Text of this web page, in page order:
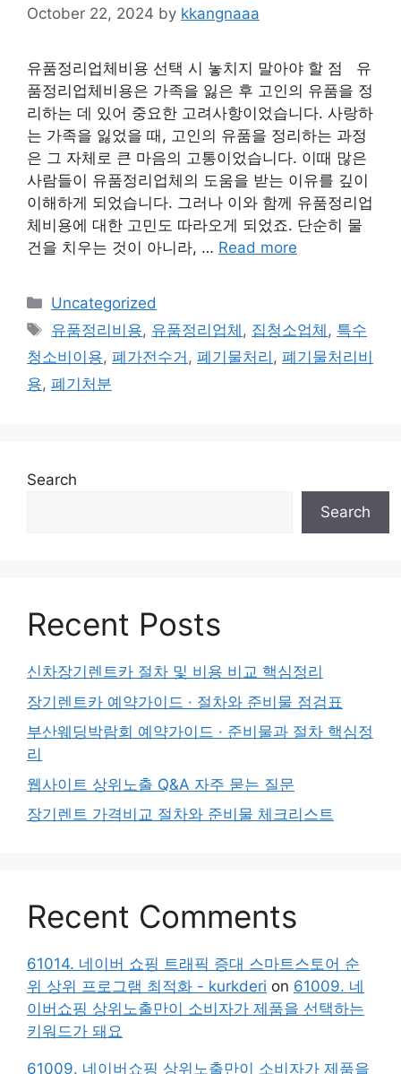
October 22, 2024 by kkangnaaa
유품정리업체비용 선택 시 놓치지 말아야 할 점 유
품정리업체비용은 가족을 잃은 후 고인의 유품을 정
리하는 데 있어 중요한 고려사항이었습니다. 사랑하
는 가족을 잃었을 때, 고인의 유품을 정리하는 과정
은 그 자체로 큰 마음의 고통이었습니다. 이때 많은
사람들이 유품정리업체의 도움을 받는 이유를 깊이
이해하게 되었습니다. 그러나 이와 함께 유품정리업
체비용에 대한 고민도 따라오게 되었죠. 단순히 물
건을 치우는 것이 아니라, … Read more
Categories
Uncategorized
Tags
유품정리비용, 유품정리업체 , 집청소업체 , 특수
청소비이용, 폐가전수거 , 폐기물처리 , 폐기물처리비
용, 폐기처분
Search
Search
Recent Posts
신차장기렌트카 절차 및 비용 비교 핵심정리
장기렌트카 예약가이드 · 절차와 준비물 점검표
부산웨딩박람회 예약가이드 · 준비물과 절차 핵심정
리
웹사이트 상위노출 Q&A 자주 묻는 질문
장기렌트 가격비교 절차와 준비물 체크리스트
Recent Comments
61014. 네이버 쇼핑 트래픽 증대 스마트스토어 순
위 상위 프로그램 최적화 - kurkderi on 61009. 네
이버쇼핑 상위노출만이 소비자가 제품을 선택하는
키워드가 돼요
61009. 네이버쇼핑 상위노출만이 소비자가 제품을